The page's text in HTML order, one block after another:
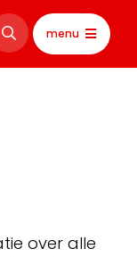
menu
over alle